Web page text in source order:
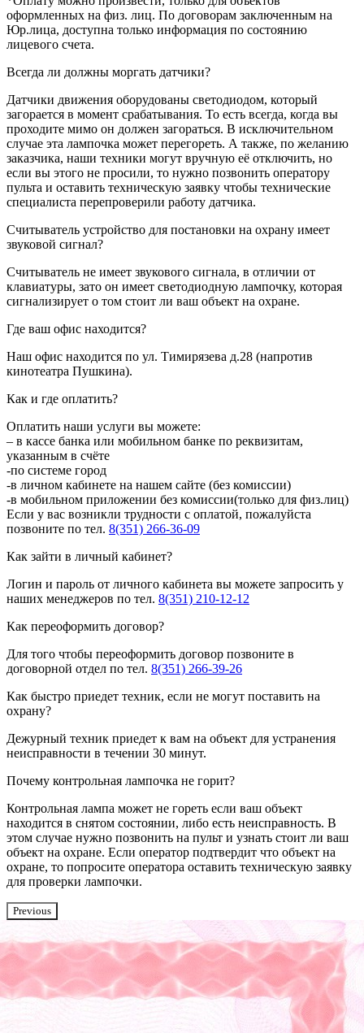
оформленных на физ. лиц. По договорам заключенным на
Юр.лица, доступна только информация по состоянию
лицевого счета.
Всегда ли должны моргать датчики?
Датчики движения оборудованы светодиодом, который
загорается в момент срабатывания. То есть всегда, когда вы
проходите мимо он должен загораться. В исключительном
случае эта лампочка может перегореть. А также, по желанию
заказчика, наши техники могут вручную её отключить, но
если вы этого не просили, то нужно позвонить оператору
пульта и оставить техническую заявку чтобы технические
специалиста перепроверили работу датчика.
Считыватель устройство для постановки на охрану имеет
звуковой сигнал?
Считыватель не имеет звукового сигнала, в отличии от
клавиатуры, зато он имеет светодиодную лампочку, которая
сигнализирует о том стоит ли ваш объект на охране.
Где ваш офис находится?
Наш офис находится по ул. Тимирязева д.28 (напротив
кинотеатра Пушкина).
Как и где оплатить?
Оплатить наши услуги вы можете:
– в кассе банка или мобильном банке по реквизитам,
указанным в счёте
-по системе город
-в личном кабинете на нашем сайте (без комиссии)
-в мобильном приложении без комиссии(только для физ.лиц)
Если у вас возникли трудности с оплатой, пожалуйста
позвоните по тел. 8(351) 266-36-09
Как зайти в личный кабинет?
Логин и пароль от личного кабинета вы можете запросить у
наших менеджеров по тел. 8(351) 210-12-12
Как переоформить договор?
Для того чтобы переоформить договор позвоните в
договорной отдел по тел. 8(351) 266-39-26
Как быстро приедет техник, если не могут поставить на
охрану?
Дежурный техник приедет к вам на объект для устранения
неисправности в течении 30 минут.
Почему контрольная лампочка не горит?
Контрольная лампа может не гореть если ваш объект
находится в снятом состоянии, либо есть неисправность. В
этом случае нужно позвонить на пульт и узнать стоит ли ваш
объект на охране. Если оператор подтвердит что объект на
охране, то попросите оператора оставить техническую заявку
для проверки лампочки.
Previous